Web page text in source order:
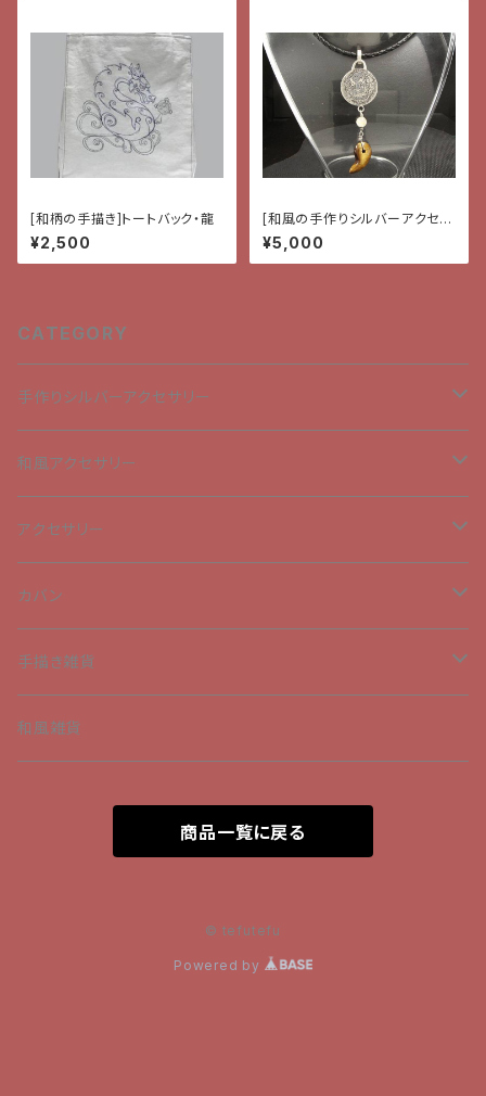
[和柄の手描き]トートバック・龍
¥2,500
[和風の手作りシルバーアクセサ
リー]ペンダント・唐獅子牡丹と
勾玉
¥5,000
CATEGORY
手作りシルバーアクセサリー
ペンダントトップ
チャーム
ピアス
和風アクセサリー
ペンダントトップ
チャーム
アクセサリー
ブローチ
髪飾り
ブレスレット
カバン
手描きトートバッグ
手描きエコバック
リュックサック
手描き雑貨
Tシャツ
和風雑貨
商品一覧に戻る
© tefutefu
Powered by